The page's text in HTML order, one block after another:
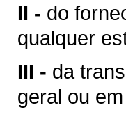
II - do
qualquer
III - da
geral ou